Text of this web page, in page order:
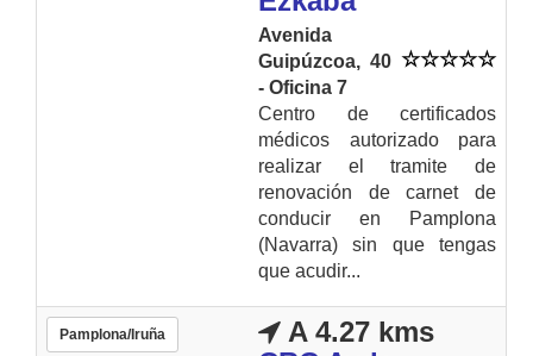
Avenida
Guipúzcoa, 40
- Oficina 7
Centro de certificados
médicos autorizado para
realizar el tramite de
renovación de carnet de
conducir en Pamplona
(Navarra) sin que tengas
que acudir...
Pamplona/Iruña
A 4.27 kms